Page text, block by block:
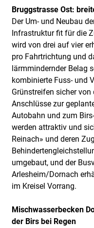
Bruggstrasse Ost:
Der Um- und Neubau
Infrastruktur fit für die
wird von drei auf vier
pro Fahrtrichtung und
lärmmindernder Belag
kombinierte Fuss- und
Grünstreifen sicher von
Anschlüsse zur
Autobahn und zum
werden attraktiv und
Reinach» und deren
umgebaut, und der
Arlesheim/Dornach
im Kreisel Vorrang.
Mischwasserbecken
der Birs bei Regen